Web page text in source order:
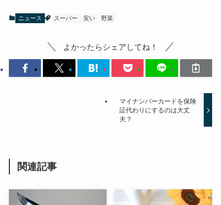
ニュース スーパー 安い 野菜
よかったらシェアしてね！
マイナンバーカードを保険
証代わりにするのは大丈
夫？
関連記事